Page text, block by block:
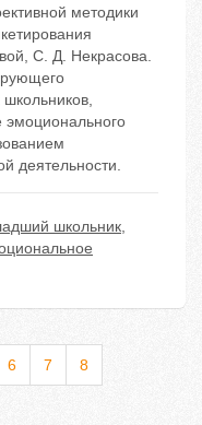
методики
С. Д. Некрасова.
деятельности.
школьник,
6 7 8